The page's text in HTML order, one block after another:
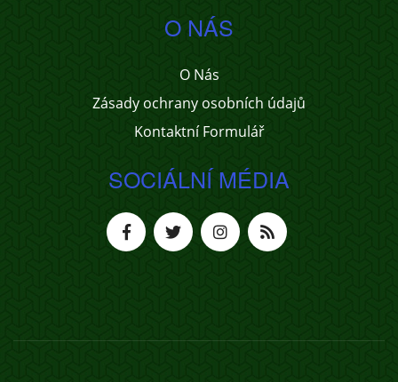
O NÁS
O Nás
Zásady ochrany osobních údajů
Kontaktní Formulář
SOCIÁLNÍ MÉDIA